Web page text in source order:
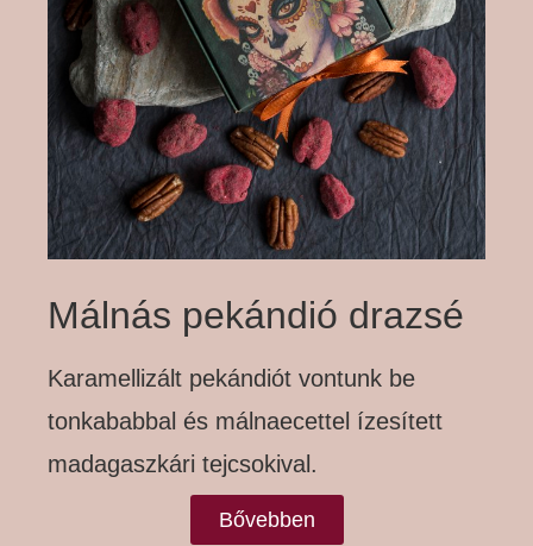
Málnás pekándió drazsé
Karamellizált pekándiót vontunk be
tonkababbal és málnaecettel ízesített
madagaszkári tejcsokival.
Bővebben